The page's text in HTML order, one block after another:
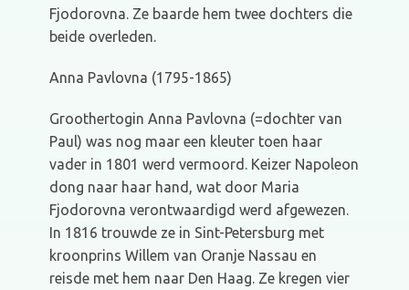
Fjodorovna. Ze baarde hem twee dochters die
beide overleden.
Anna Pavlovna (1795-1865)
Groothertogin Anna Pavlovna (=dochter van
Paul) was nog maar een kleuter toen haar
vader in 1801 werd vermoord. Keizer Napoleon
dong naar haar hand, wat door Maria
Fjodorovna verontwaardigd werd afgewezen.
In 1816 trouwde ze in Sint-Petersburg met
kroonprins Willem van Oranje Nassau en
reisde met hem naar Den Haag. Ze kregen vier